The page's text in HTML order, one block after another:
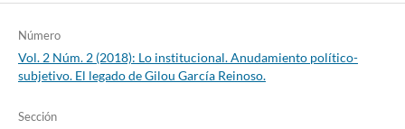
Número
Vol. 2 Núm. 2 (2018): Lo institucional. Anudamiento político-
subjetivo. El legado de Gilou García Reinoso.
Sección